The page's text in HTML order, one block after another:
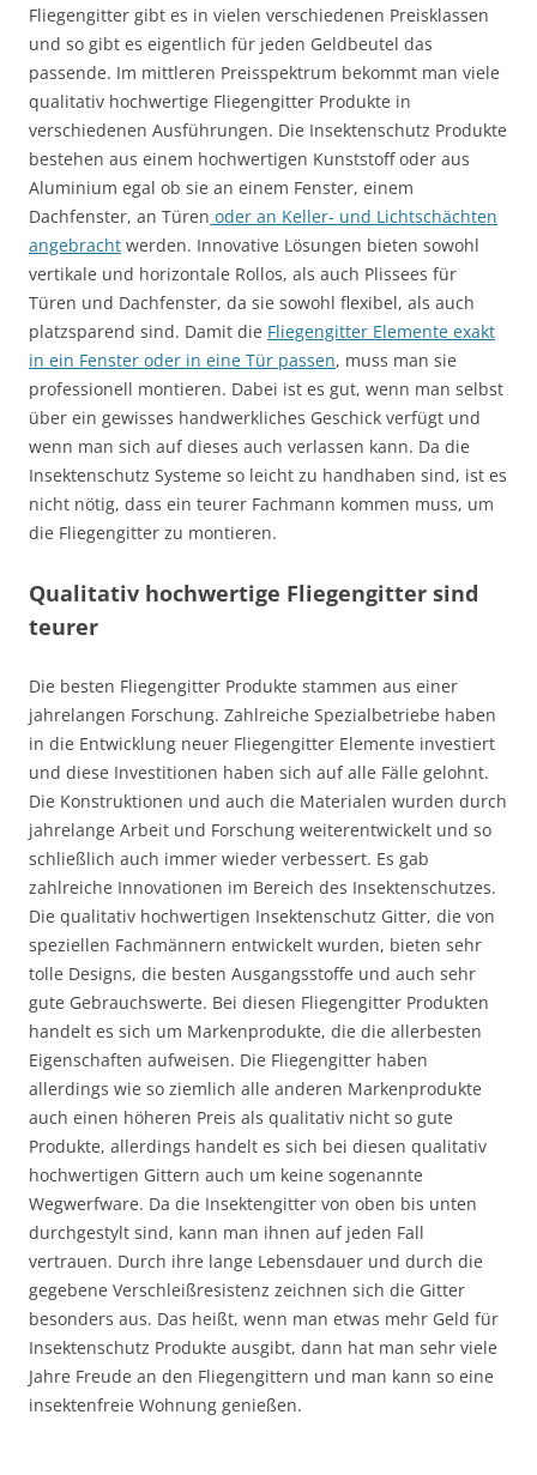
Fliegengitter gibt es in vielen verschiedenen Preisklassen
und so gibt es eigentlich für jeden Geldbeutel das
passende. Im mittleren Preisspektrum bekommt man viele
qualitativ hochwertige Fliegengitter Produkte in
verschiedenen Ausführungen. Die Insektenschutz Produkte
bestehen aus einem hochwertigen Kunststoff oder aus
Aluminium egal ob sie an einem Fenster, einem
Dachfenster, an Türen oder an Keller- und Lichtschächten
angebracht werden. Innovative Lösungen bieten sowohl
vertikale und horizontale Rollos, als auch Plissees für
Türen und Dachfenster, da sie sowohl flexibel, als auch
platzsparend sind. Damit die Fliegengitter Elemente exakt
in ein Fenster oder in eine Tür passen, muss man sie
professionell montieren. Dabei ist es gut, wenn man selbst
über ein gewisses handwerkliches Geschick verfügt und
wenn man sich auf dieses auch verlassen kann. Da die
Insektenschutz Systeme so leicht zu handhaben sind, ist es
nicht nötig, dass ein teurer Fachmann kommen muss, um
die Fliegengitter zu montieren.
Qualitativ hochwertige Fliegengitter sind
teurer
Die besten Fliegengitter Produkte stammen aus einer
jahrelangen Forschung. Zahlreiche Spezialbetriebe haben
in die Entwicklung neuer Fliegengitter Elemente investiert
und diese Investitionen haben sich auf alle Fälle gelohnt.
Die Konstruktionen und auch die Materialen wurden durch
jahrelange Arbeit und Forschung weiterentwickelt und so
schließlich auch immer wieder verbessert. Es gab
zahlreiche Innovationen im Bereich des Insektenschutzes.
Die qualitativ hochwertigen Insektenschutz Gitter, die von
speziellen Fachmännern entwickelt wurden, bieten sehr
tolle Designs, die besten Ausgangsstoffe und auch sehr
gute Gebrauchswerte. Bei diesen Fliegengitter Produkten
handelt es sich um Markenprodukte, die die allerbesten
Eigenschaften aufweisen. Die Fliegengitter haben
allerdings wie so ziemlich alle anderen Markenprodukte
auch einen höheren Preis als qualitativ nicht so gute
Produkte, allerdings handelt es sich bei diesen qualitativ
hochwertigen Gittern auch um keine sogenannte
Wegwerfware. Da die Insektengitter von oben bis unten
durchgestylt sind, kann man ihnen auf jeden Fall
vertrauen. Durch ihre lange Lebensdauer und durch die
gegebene Verschleißresistenz zeichnen sich die Gitter
besonders aus. Das heißt, wenn man etwas mehr Geld für
Insektenschutz Produkte ausgibt, dann hat man sehr viele
Jahre Freude an den Fliegengittern und man kann so eine
insektenfreie Wohnung genießen.